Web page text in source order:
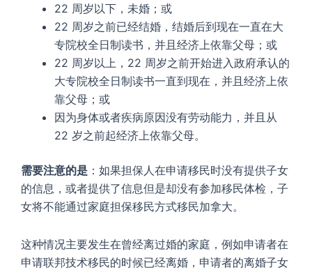
22 周岁以下，未婚；或
22 周岁之前已经结婚，结婚后到现在一直在大
专院校全日制读书，并且经济上依靠父母；或
22 周岁以上，22 周岁之前开始进入政府承认的
大专院校全日制读书一直到现在，并且经济上依
靠父母；或
因为身体或者疾病原因没有劳动能力，并且从
22 岁之前起经济上依靠父母。
需要注意的是 ：如果担保人在申请移民时没有提供子女
的信息，或者提供了信息但是却没有参加移民体检，子
女将不能通过家庭担保移民方式移民加拿大。
这种情况主要发生在曾经离过婚的家庭，例如申请者在
申请联邦技术移民的时候已经离婚，申请者的离婚子女